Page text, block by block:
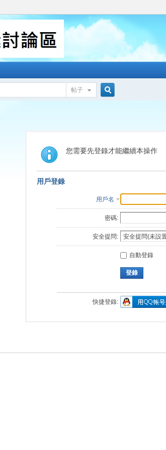
帖子
索
您需要先登錄才能繼續本操作
用戶登錄
用戶名
密碼:
安全提問:
自動登錄
登錄
快捷登錄: